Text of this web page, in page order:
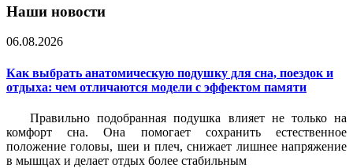
Наши новости
06.08.2026
Как выбрать анатомическую подушку для сна, поездок и
отдыха: чем отличаются модели с эффектом памяти
Правильно подобранная подушка влияет не только на
комфорт сна. Она помогает сохранить естественное
положение головы, шеи и плеч, снижает лишнее напряжение
в мышцах и делает отдых более стабильным